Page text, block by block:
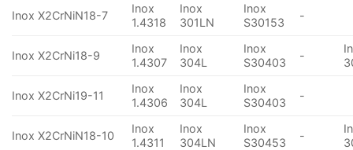
Inox X2CrNiN18-7
Inox
1.4318
Inox
301LN
Inox
S30153
-
Inox X2CrNi18-9
Inox
1.4307
Inox
304L
Inox
S30403
-
Inox X2CrNi19-11
Inox
1.4306
Inox
304L
Inox
S30403
-
Inox X2CrNiN18-10
Inox
1.4311
Inox
304LN
Inox
S30453
-